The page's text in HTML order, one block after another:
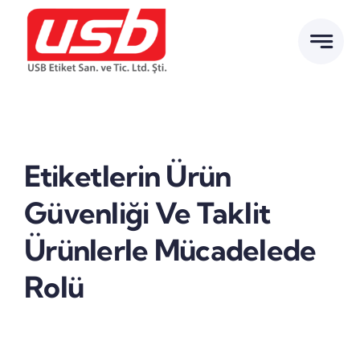
İçeriğe
Etiketlerin Ürün
Güvenliği Ve Taklit
Ürünlerle Mücadelede
Rolü